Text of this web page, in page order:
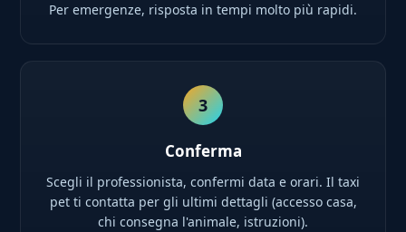
Per emergenze, risposta in tempi molto più rapidi.
3
Conferma
Scegli il professionista, confermi data e orari. Il taxi
pet ti contatta per gli ultimi dettagli (accesso casa,
chi consegna l'animale, istruzioni).